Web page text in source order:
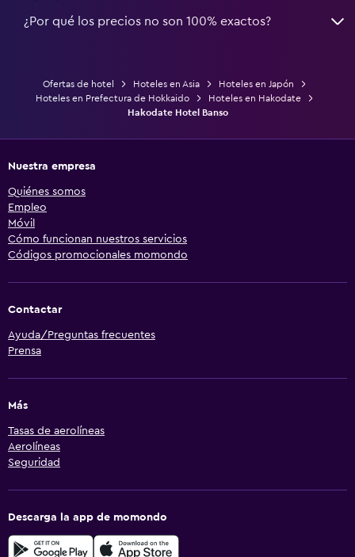
¿Por qué los precios no son 100% exactos?
Ofertas de hotel Hoteles en Asia
Hoteles en Japón
Hoteles en Prefectura de Hokkaido
Hoteles en Hakodate
Hakodate Hotel Banso
Nuestra empresa
Quiénes somos
Empleo
Móvil
Cómo funcionan nuestros servicios
Códigos promocionales momondo
Contactar
Ayuda/Preguntas frecuentes
Prensa
Más
Tasas de aerolíneas
Aerolíneas
Seguridad
Descarga la app de momondo